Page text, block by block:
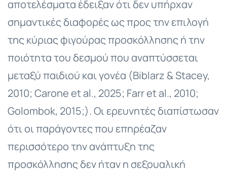
αποτελέσματα έδειξαν ότι δεν υπήρχαν
σημαντικές διαφορές ως προς την επιλογή
της κύριας φιγούρας προσκόλλησης ή την
ποιότητα του δεσμού που αναπτύσσεται
μεταξύ παιδιού και γονέα (Biblarz & Stacey,
2010; Carone et al., 2025; Farr et al., 2010;
Golombok, 2015;). Οι ερευνητές διαπίστωσαν
ότι οι παράγοντες που επηρέαζαν
περισσότερο την ανάπτυξη της
προσκόλλησης δεν ήταν η σεξουαλική